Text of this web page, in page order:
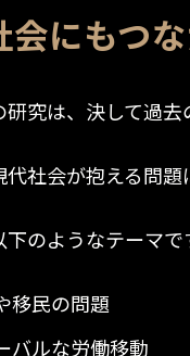
会にもつ
究は、決して過去
社会が抱える問題
のようなテーマで
移民の問題
バルな労働移動